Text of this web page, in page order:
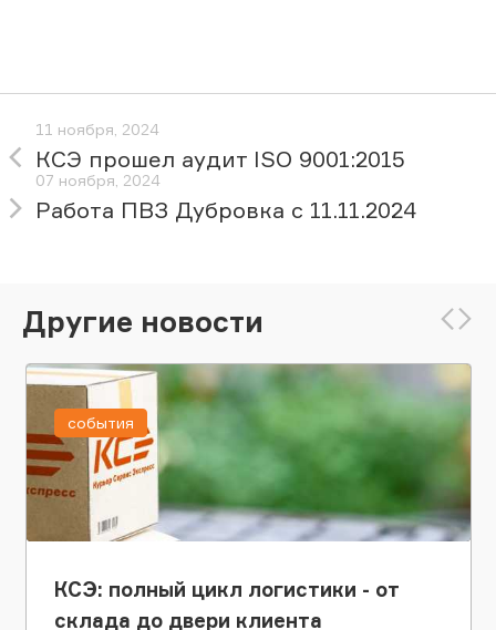
11 ноября, 2024
КСЭ прошел аудит ISO 9001:2015
07 ноября, 2024
Работа ПВЗ Дубровка с 11.11.2024
Другие новости
КСЭ: полный цикл логистики - от
склада до двери клиента
события